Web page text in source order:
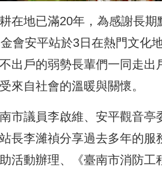
在地已滿20年，為感謝長
會安平站於3日在熱門文化
出戶的弱勢長輩們一同走出
來自社會的溫暖與關懷。
市議員李啟維、安平觀音
長李濰禎分享過去多年的
活動辦理、《臺南市消防